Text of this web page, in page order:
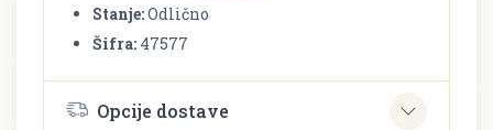
Stanje:Odlično
Šifra: 47577
Opcije dostave